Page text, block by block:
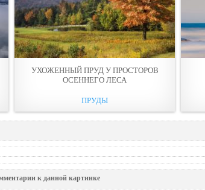
УХОЖЕННЫЙ ПРУД У ПРОСТОРОВ
ОСЕННЕГО ЛЕСА
ПРУДЫ
к данной картинке